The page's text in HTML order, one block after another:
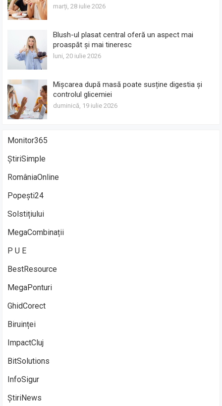
marți, 28 iulie 2026
Blush-ul plasat central oferă un aspect mai
proaspăt și mai tineresc
luni, 20 iulie 2026
Mișcarea după masă poate susține digestia și
controlul glicemiei
duminică, 19 iulie 2026
Monitor365
ȘtiriSimple
RomâniaOnline
Popești24
Solstițiului
MegaCombinații
P U E
BestResource
MegaPonturi
GhidCorect
Biruinței
ImpactCluj
BitSolutions
InfoSigur
ȘtiriNews